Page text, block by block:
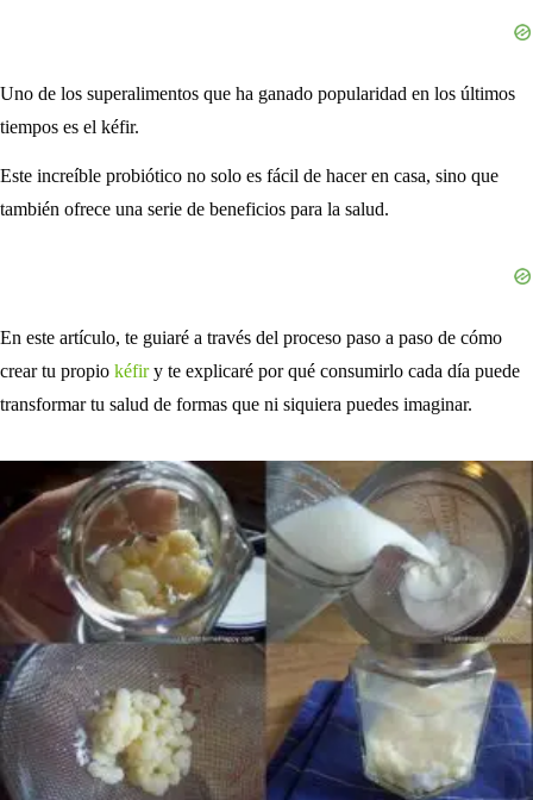
Uno de los superalimentos que ha ganado popularidad en los últimos
tiempos es el kéfir.
Este increíble probiótico no solo es fácil de hacer en casa, sino que
también ofrece una serie de beneficios para la salud.
En este artículo, te guiaré a través del proceso paso a paso de cómo
crear tu propio kéfiry te explicaré por qué consumirlo cada día puede
transformar tu salud de formas que ni siquiera puedes imaginar.